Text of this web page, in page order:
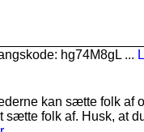
hg74M8gL ...
kan sætte folk af
folk af. Husk, at